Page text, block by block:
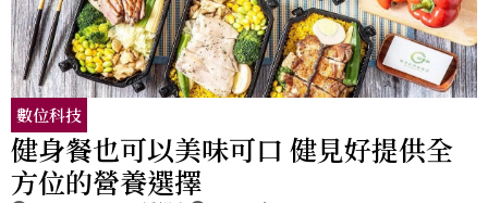
數位科技
健身餐也可以美味可口 健見好提供全
方位的營養選擇